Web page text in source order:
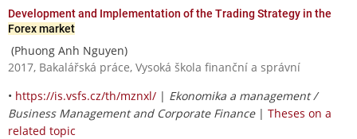
Development and Implementation of the Trading Strategy in the
Forex market
(Phuong Anh Nguyen)
2017, Bakalářská práce, Vysoká škola finanční a správní
• https://is.vsfs.cz/th/mznxl/ | Ekonomika a management /
Business Management and Corporate Finance| Theses on a
related topic